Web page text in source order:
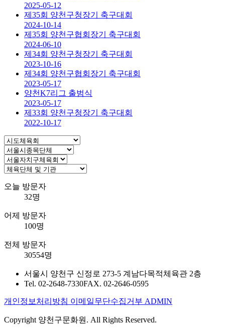
2025-05-12
제35회 양천구청장기 축구대회
2024-10-14
제35회 양천구협회장기 축구대회
2024-06-10
제34회 양천구청장기 축구대회
2023-10-16
제34회 양천구협회장기 축구대회
2023-05-17
양천K7리그 출범식
2023-05-17
제33회 양천구청장기 축구대회
2022-10-17
오늘 방문자
32명
어제 방문자
100명
전체 방문자
30554명
서울시 양천구 신정로 273-5 계남다목적체육관 2층
Tel. 02-2648-7330FAX. 02-2646-0595
개인정보처리방침 이메일무단수집거부 ADMIN
Copyright 양천구문화원. All Rights Reserved.